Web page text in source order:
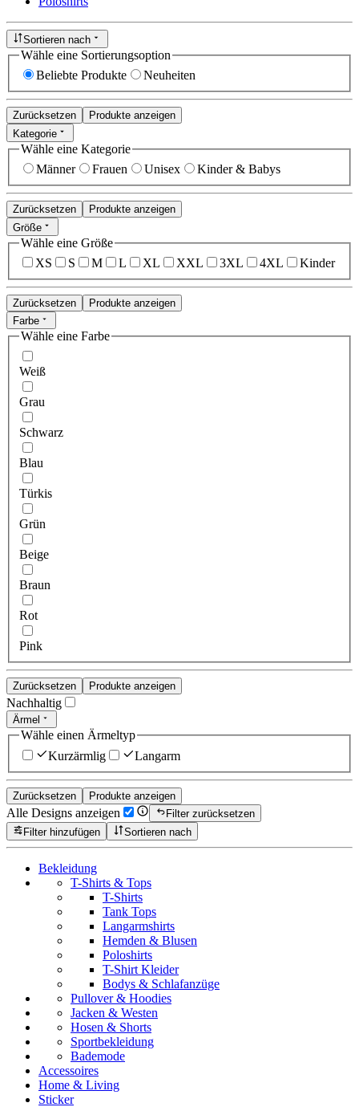
Sortieren nach
Wähle eine Sortierungsoption
Beliebte Produkte
Neuheiten
Zurücksetzen
Produkte anzeigen
Kategorie
Wähle eine Kategorie
Männer
Frauen Unisex Kinder & Babys
Zurücksetzen
Produkte anzeigen
Größe
Wähle eine Größe
XS
S M L XL XXL 3XL 4XL Kinder
Zurücksetzen
Produkte anzeigen
Farbe
Wähle eine Farbe
Weiß
Grau
Schwarz
Blau
Türkis
Grün
Beige
Braun
Rot
Pink
Zurücksetzen Produkte anzeigen
Nachhaltig
Ärmel
Wähle einen Ärmeltyp
Kurzärmlig
Langarm
Zurücksetzen Produkte anzeigen
Alle Designs anzeigen
Filter zurücksetzen
Filter hinzufügen
Sortieren nach
Bekleidung
T-Shirts & Tops
T-Shirts
Tank Tops
Langarmshirts
Hemden & Blusen
Poloshirts
T-Shirt Kleider
Bodys & Schlafanzüge
Pullover & Hoodies
Jacken & Westen
Hosen & Shorts
Sportbekleidung
Bademode
Accessoires
Home & Living
Sticker